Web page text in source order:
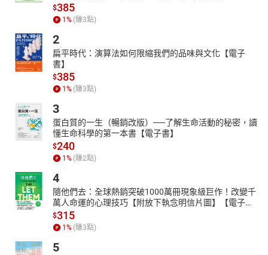
$385
1% (賺3點)
2
扁平時代：演算法如何限縮我們的品味與文化【電子
書】
$385
1% (賺3點)
3
蛋白質的一生（暢銷改版）──了解生命活動的秘密，讀
懂生命科學的第一本書【電子書】
$240
1% (賺2點)
4
隨他們去：全球熱銷突破1000萬冊現象級巨作！改變千
萬人命運的心理技巧【附放下執念明信片圖】【電子
書】
$315
1% (賺3點)
5